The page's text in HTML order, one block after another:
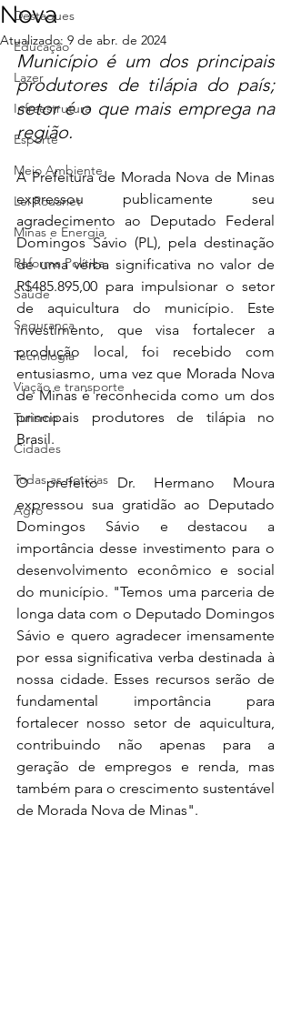
Destaques
Educação
Lazer
Infraestrutura
Esporte
Meio Ambiente
Lei Rouanet
Minas e Energia
Reforma Política
Saúde
Segurança
Tecnologia
Viação e transporte
Turismo
Cidades
Todas as notícias
Agro
Nova
Atualizado: 9 de abr. de 2024
Município é um dos principais
produtores de tilápia do país;
setor é o que mais emprega na
região.
A Prefeitura de Morada Nova de Minas
expressou publicamente seu
agradecimento ao Deputado Federal
Domingos Sávio (PL), pela destinação
de uma verba significativa no valor de
R$485.895,00 para impulsionar o setor
de aquicultura do município. Este
investimento, que visa fortalecer a
produção local, foi recebido com
entusiasmo, uma vez que Morada Nova
de Minas é reconhecida como um dos
principais produtores de tilápia no
Brasil.
O prefeito Dr. Hermano Moura
expressou sua gratidão ao Deputado
Domingos Sávio e destacou a
importância desse investimento para o
desenvolvimento econômico e social
do município. "Temos uma parceria de
longa data com o Deputado Domingos
Sávio e quero agradecer imensamente
por essa significativa verba destinada à
nossa cidade. Esses recursos serão de
fundamental importância para
fortalecer nosso setor de aquicultura,
contribuindo não apenas para a
geração de empregos e renda, mas
também para o crescimento sustentável
de Morada Nova de Minas".